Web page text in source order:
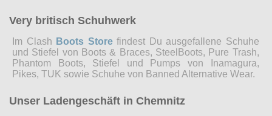
Very britisch Schuhwerk
Im Clash Boots Storefindest Du ausgefallene Schuhe
und Stiefel von Boots & Braces, SteelBoots, Pure Trash,
Phantom Boots, Stiefel und Pumps von Inamagura,
Pikes, TUK sowie Schuhe von Banned Alternative Wear.
Unser Ladengeschäft in Chemnitz